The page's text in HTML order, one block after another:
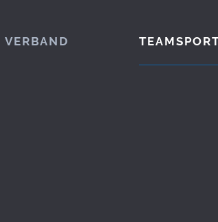
VERBAND